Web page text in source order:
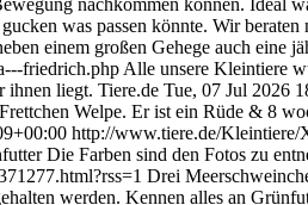
nachkommen können. Ideal
was passen könnte. Wir
einem großen Gehege auch
friedrich.php Alle unsere Kleintiere
ihnen liegt. Tiere.de Tue, 07 Jul 2026
Welpe. Er ist ein Rüde & 8
http://www.tiere.de/Kleintiere/
Die Farben sind den Fotos zu
Drei
werden. Kennen alles an